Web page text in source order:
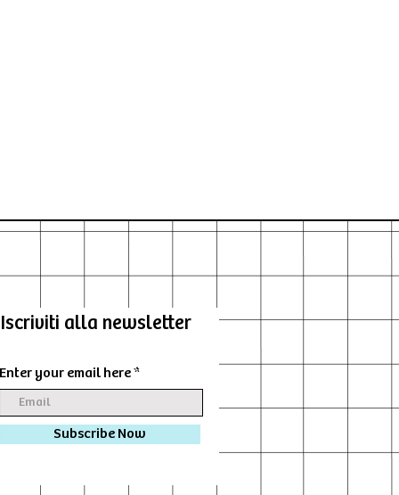
Iscriviti alla newsletter
Enter your email here
Subscribe Now